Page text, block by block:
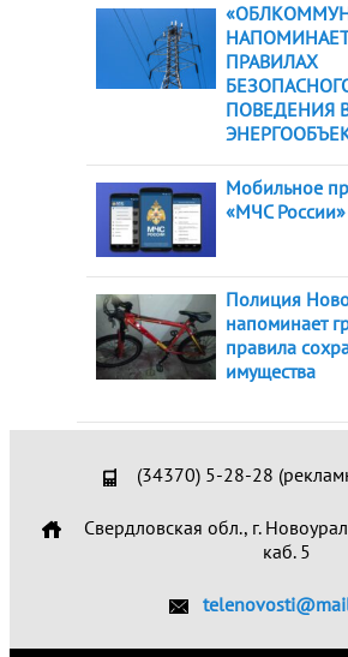
ПРАВИЛАХ
ПОВЕДЕНИЯ
Мобильное
«МЧС России»
Полиция
напоминает
правила
имущества
(34370) 5-28-28
Свердловская обл., г.
каб. 5